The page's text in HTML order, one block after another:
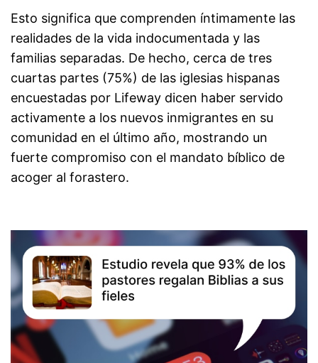
Esto significa que comprenden íntimamente las
realidades de la vida indocumentada y las
familias separadas. De hecho, cerca de tres
cuartas partes (75%) de las iglesias hispanas
encuestadas por Lifeway dicen haber servido
activamente a los nuevos inmigrantes en su
comunidad en el último año, mostrando un
fuerte compromiso con el mandato bíblico de
acoger al forastero.